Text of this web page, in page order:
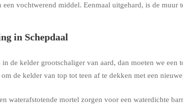
een vochtwerend middel. Eenmaal uitgehard, is de muur
in Schepdaal
de kelder grootschaliger van aard, dan moeten we
de kelder van top tot teen af te dekken met een
waterafstotende mortel zorgen voor een waterdichte